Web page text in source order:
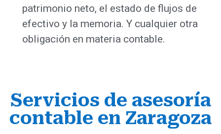
patrimonio neto, el estado de flujos de
efectivo y la memoria. Y cualquier otra
obligación en materia contable.
Servicios de asesoría
contable en Zaragoza